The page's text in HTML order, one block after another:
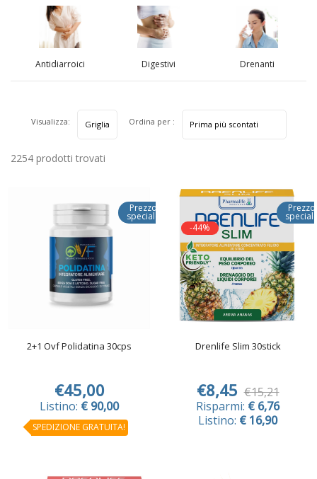
Antidiarroici Digestivi Drenanti
2254 prodotti trovati
Visualizza: Ordina per :
Prezzo
speciale
2+1 Ovf Polidatina 30cps
€45,00
Listino: € 90,00
SPEDIZIONE GRATUITA!
Prezzo
-44%
Drenlife Slim 30stick
€8,45 €15,21
Risparmi: € 6,76
Listino: € 16,90